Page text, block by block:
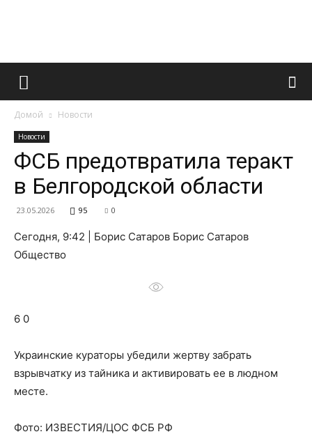
Французский
и
нем
Домой Новости
Новости
ФСБ предотвратила теракт
в Белгородской области
23.05.2026 95 0
Сегодня, 9:42 | Борис Сатаров Борис Сатаров
Общество
6 0
Украинские кураторы убедили жертву забрать
взрывчатку из тайника и активировать ее в людном
месте.
Фото: ИЗВЕСТИЯ/ЦОС ФСБ РФ